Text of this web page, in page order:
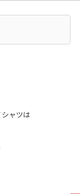
ャツは